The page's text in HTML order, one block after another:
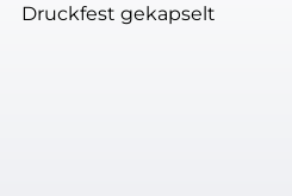
Druckfest gekapselt